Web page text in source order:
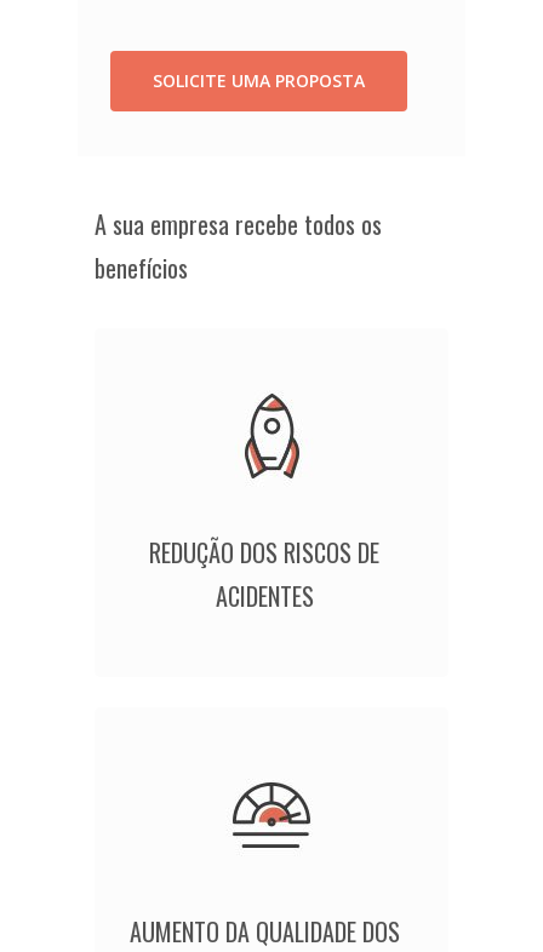
SOLICITE UMA PROPOSTA
A sua empresa recebe todos os
benefícios
REDUÇÃO DOS RISCOS DE
ACIDENTES
AUMENTO DA QUALIDADE DOS